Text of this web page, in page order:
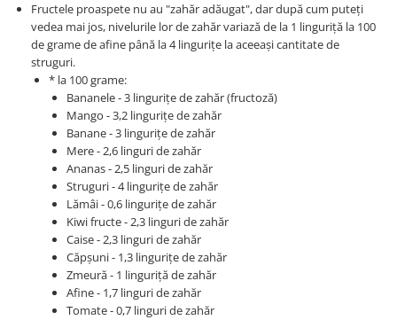
Fructele proaspete nu au "zahăr adăugat", dar după cum puteți
vedea mai jos, nivelurile lor de zahăr variază de la 1 linguriță la 100
de grame de afine până la 4 lingurițe la aceeași cantitate de
struguri.
* la 100 grame:
Bananele - 3 lingurițe de zahăr (fructoză)
Mango - 3,2 lingurițe de zahăr
Banane - 3 lingurițe de zahăr
Mere - 2,6 linguri de zahăr
Ananas - 2,5 linguri de zahăr
Struguri - 4 lingurițe de zahăr
Lămâi - 0,6 lingurițe de zahăr
Kiwi fructe - 2,3 linguri de zahăr
Caise - 2,3 linguri de zahăr
Căpșuni - 1,3 lingurițe de zahăr
Zmeură - 1 linguriță de zahăr
Afine - 1,7 linguri de zahăr
Tomate - 0,7 linguri de zahăr